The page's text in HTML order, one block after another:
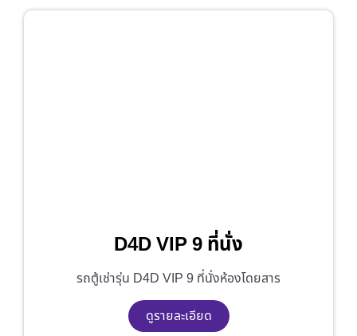
D4D VIP 9 ที่นั่ง
รถตู้เช่ารุ่น D4D VIP 9 ที่นั่งห้องโดยสาร
ดูรายละเอียด